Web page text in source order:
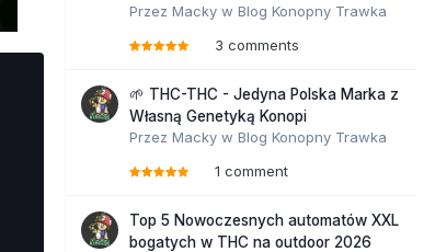
Przez Macky w Blog Konopny Trawka
3 comments
🌱 THC-THC - Jedyna Polska Marka z
Własną Genetyką Konopi
Przez Macky w Blog Konopny Trawka
1 comment
Top 5 Nowoczesnych automatów XXL
bogatych w THC na outdoor 2026